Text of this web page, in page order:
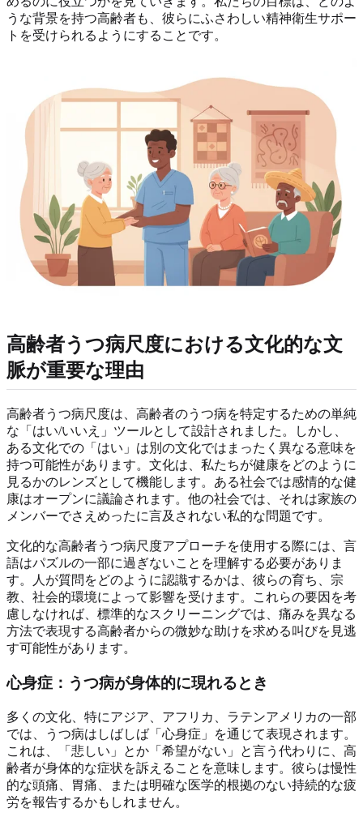
うな背景を持つ高齢者も、彼らにふさわしい精神衛生サポー
トを受けられるようにすることです。
高齢者うつ病尺度における文化的な文
脈が重要な理由
高齢者うつ病尺度は、高齢者のうつ病を特定するための単純
な「はい/いいえ」ツールとして設計されました。しかし、
ある文化での「はい」は別の文化ではまったく異なる意味を
持つ可能性があります。文化は、私たちが健康をどのように
見るかのレンズとして機能します。ある社会では感情的な健
康はオープンに議論されます。他の社会では、それは家族の
メンバーでさえめったに言及されない私的な問題です。
文化的な高齢者うつ病尺度アプローチを使用する際には、言
語はパズルの一部に過ぎないことを理解する必要がありま
す。人が質問をどのように認識するかは、彼らの育ち、宗
教、社会的環境によって影響を受けます。これらの要因を考
慮しなければ、標準的なスクリーニングでは、痛みを異なる
方法で表現する高齢者からの微妙な助けを求める叫びを見逃
す可能性があります。
心身症：うつ病が身体的に現れるとき
多くの文化、特にアジア、アフリカ、ラテンアメリカの一部
では、うつ病はしばしば「心身症」を通じて表現されます。
これは、「悲しい」とか「希望がない」と言う代わりに、高
齢者が身体的な症状を訴えることを意味します。彼らは慢性
的な頭痛、胃痛、または明確な医学的根拠のない持続的な疲
労を報告するかもしれません。